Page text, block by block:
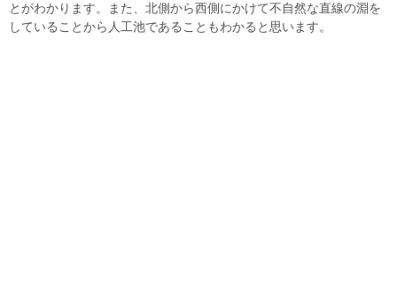
とがわかります。また、北側から西側にかけて不自然な直線の淵を
していることから人工池であることもわかると思います。